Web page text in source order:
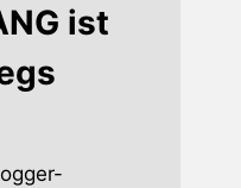
ist